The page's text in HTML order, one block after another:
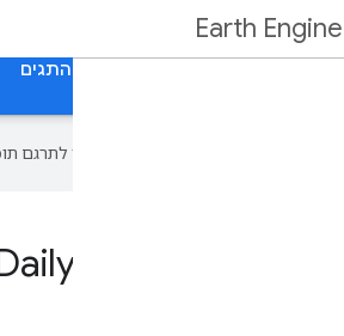
Earth
כל התגים
3-Hour